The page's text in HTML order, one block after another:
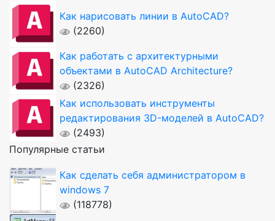
Как нарисовать линии в AutoCAD?
(2260)
Как работать с архитектурными
объектами в AutoCAD Architecture?
(2326)
Как использовать инструменты
редактирования 3D-моделей в AutoCAD?
(2493)
Популярные статьи
Как сделать себя администратором в
windows 7
(118778)